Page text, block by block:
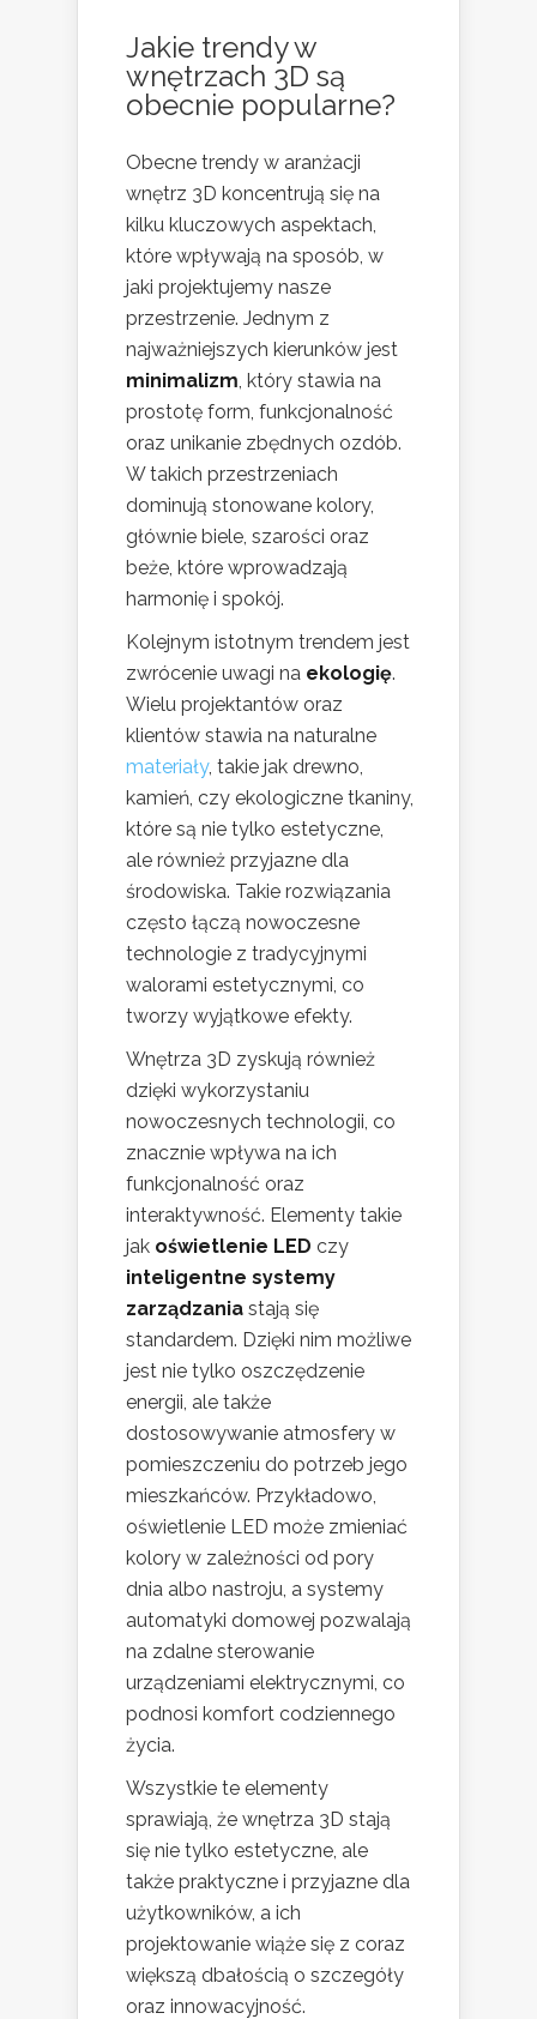
Jakie trendy w
wnętrzach 3D są
obecnie popularne?
Obecne trendy w aranżacji
wnętrz 3D koncentrują się na
kilku kluczowych aspektach,
które wpływają na sposób, w
jaki projektujemy nasze
przestrzenie. Jednym z
najważniejszych kierunków jest
minimalizm , który stawia na
prostotę form, funkcjonalność
oraz unikanie zbędnych ozdób.
W takich przestrzeniach
dominują stonowane kolory,
głównie biele, szarości oraz
beże, które wprowadzają
harmonię i spokój.
Kolejnym istotnym trendem jest
zwrócenie uwagi na ekologię.
Wielu projektantów oraz
klientów stawia na naturalne
materiały, takie jak drewno,
kamień, czy ekologiczne tkaniny,
które są nie tylko estetyczne,
ale również przyjazne dla
środowiska. Takie rozwiązania
często łączą nowoczesne
technologie z tradycyjnymi
walorami estetycznymi, co
tworzy wyjątkowe efekty.
Wnętrza 3D zyskują również
dzięki wykorzystaniu
nowoczesnych technologii, co
znacznie wpływa na ich
funkcjonalność oraz
interaktywność. Elementy takie
jak oświetlenie LED czy
inteligentne systemy
zarządzania stają się
standardem. Dzięki nim możliwe
jest nie tylko oszczędzenie
energii, ale także
dostosowywanie atmosfery w
pomieszczeniu do potrzeb jego
mieszkańców. Przykładowo,
oświetlenie LED może zmieniać
kolory w zależności od pory
dnia albo nastroju, a systemy
automatyki domowej pozwalają
na zdalne sterowanie
urządzeniami elektrycznymi, co
podnosi komfort codziennego
życia.
Wszystkie te elementy
sprawiają, że wnętrza 3D stają
się nie tylko estetyczne, ale
także praktyczne i przyjazne dla
użytkowników, a ich
projektowanie wiąże się z coraz
większą dbałością o szczegóły
oraz innowacyjność.